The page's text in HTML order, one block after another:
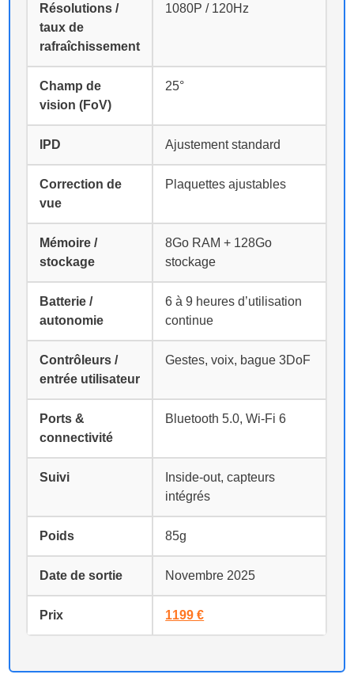
Résolutions /
taux de
rafraîchissement
1080P / 120Hz
Champ de
vision (FoV)
25°
IPD Ajustement standard
Correction de
vue
Plaquettes ajustables
Mémoire /
stockage
8Go RAM + 128Go
stockage
Batterie /
autonomie
6 à 9 heures d’utilisation
continue
Contrôleurs /
entrée utilisateur
Gestes, voix, bague 3DoF
Ports &
connectivité
Bluetooth 5.0, Wi-Fi 6
Suivi
Inside-out, capteurs
intégrés
Poids 85g
Date de sortie Novembre 2025
Prix 1199 €